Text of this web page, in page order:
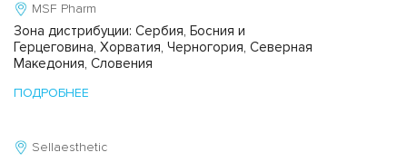
MSF Pharm
Зона дистрибуции: Сербия, Босния и
Герцеговина, Хорватия, Черногория, Северная
Македония, Словения
ПОДРОБНЕЕ
Sellaesthetic